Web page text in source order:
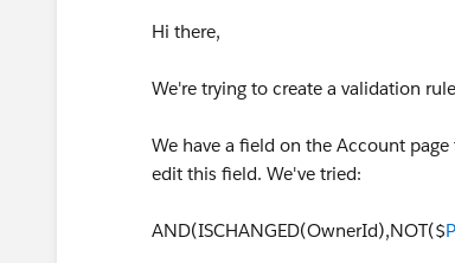
Hi there,
We're trying to create a validation
We have a field on the Account
edit this field. We've tried:
AND(ISCHANGED(OwnerId),NOT($